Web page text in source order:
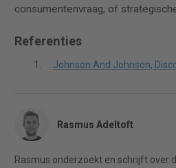
consumentenvraag, of
Referenties
Johnson And Johnson,
Rasmus Adeltoft
Rasmus onderzoekt en schrijft over